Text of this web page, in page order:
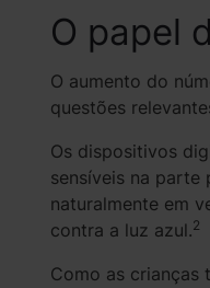
O papel
O aumento do
questões
Os dispositivos
sensíveis na parte
naturalmente em
contra a luz azul.2
Como as crianças